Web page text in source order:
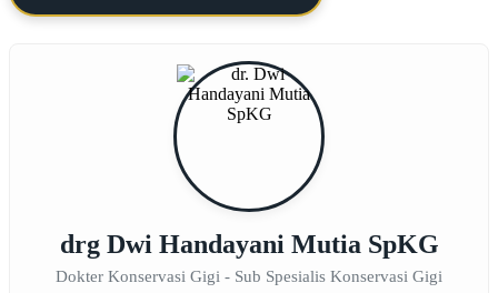
drg Dwi Handayani Mutia SpKG
Dokter Konservasi Gigi - Sub Spesialis Konservasi Gigi